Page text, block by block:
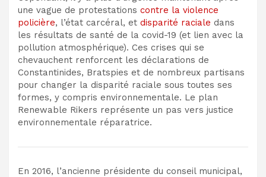
une vague de protestations contre la violence
policière, l’état carcéral, et disparité raciale dans
les résultats de santé de la covid-19 (et lien avec la
pollution atmosphérique). Ces crises qui se
chevauchent renforcent les déclarations de
Constantinides, Bratspies et de nombreux partisans
pour changer la disparité raciale sous toutes ses
formes, y compris environnementale. Le plan
Renewable Rikers représente un pas vers justice
environnementale réparatrice.
En 2016, l’ancienne présidente du conseil municipal,